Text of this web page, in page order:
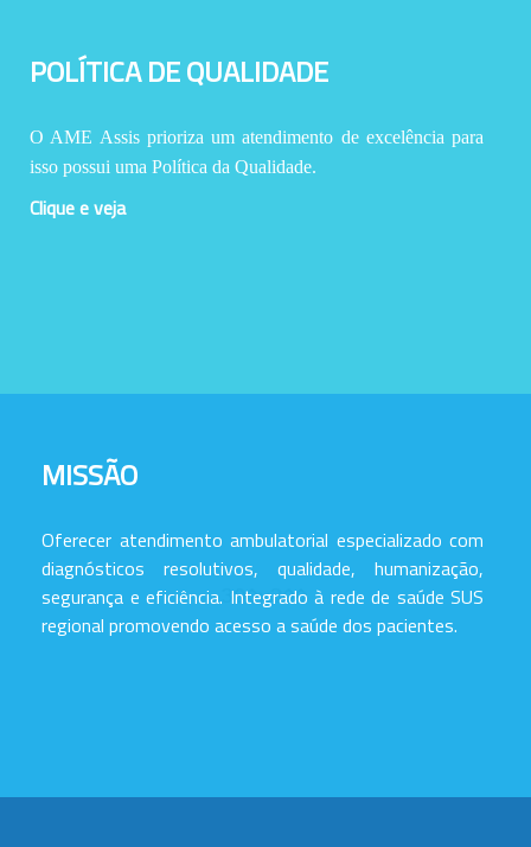
POLÍTICA DE QUALIDADE
O AME Assis prioriza um atendimento de excelência para
isso possui uma Política da Qualidade.
Clique e veja
MISSÃO
Oferecer atendimento ambulatorial especializado com
diagnósticos resolutivos, qualidade, humanização,
segurança e eficiência. Integrado à rede de saúde SUS
regional promovendo acesso a saúde dos pacientes.